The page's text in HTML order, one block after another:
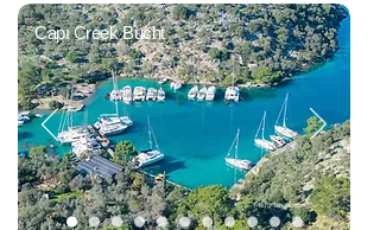
Mehr lesen...
Capı Creek Bucht